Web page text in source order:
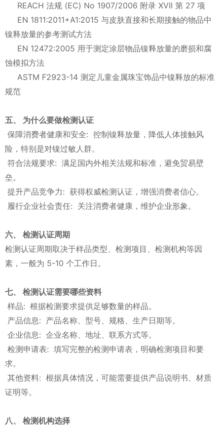
REACH 法规 (EC) No 1907/2006 附录 XVII 第 27 项
EN 1811:2011+A1:2015 与皮肤直接和长期接触的物品中
镍释放量的参考测试方法
EN 12472:2005 用于测定涂层物品镍释放量的磨损和腐
蚀模拟方法
ASTM F2923-14 测定儿童金属珠宝饰品中镍释放的标准
规范
五、 为什么要做检测认证
保障消费者健康和安全: 控制镍释放量，降低人体接触风
险，特别是对镍过敏人群。
符合法规要求: 满足国内外相关法规和标准，避免贸易壁
垒。
提升产品竞争力: 获得权威检测认证，增强消费者信心。
履行企业社会责任: 关注消费者健康，维护企业形象。
六、 检测认证周期
检测认证周期取决于样品类型、检测项目、检测机构等因
素，一般为 5-10 个工作日。
七、 检测认证需要哪些资料
样品: 根据检测要求提供足够数量的样品。
产品信息: 产品名称、型号、规格、生产日期等。
企业信息: 企业名称、地址、联系方式等。
检测申请表: 填写完整的检测申请表，明确检测项目和要
求。
其他资料: 根据具体情况，可能需要提供产品说明书、材质
证明等。
八、 检测机构选择